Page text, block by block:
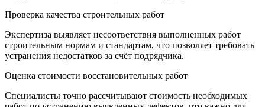
Проверка качества строительных работ
Экспертиза выявляет несоответствия выполненных работ
строительным нормам и стандартам, что позволяет требовать
устранения недостатков за счёт подрядчика.
Оценка стоимости восстановительных работ
Специалисты точно рассчитывают стоимость необходимых